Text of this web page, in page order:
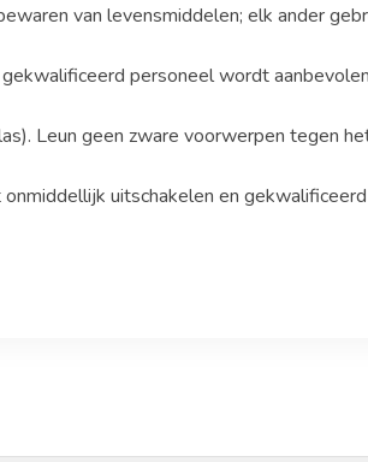
van levensmiddelen; elk ander
personeel wordt
Leun geen zware voorwerpen tegen
uitschakelen en